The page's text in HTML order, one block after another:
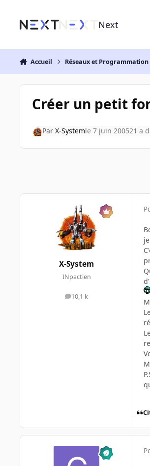
Next
Accueil Réseaux et Programmation
Créer un petit
Par X-Systemle 7 juin 200521 a
X-System
INpactien
10,1 k
messages